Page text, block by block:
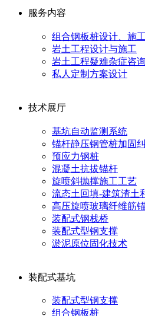
服务内容
组合钢板桩设计、施
岩土工程设计与施工
岩土工程疑难杂症咨询
私人定制方案设计
技术展厅
基坑自动监测系统
锚杆静压钢管桩加固
预应力钢桩
混凝土抗拔锚杆
旋喷斜抛撑施工工艺
流态土回填-建筑渣土
高压旋喷玻璃纤维筋
装配式钢栈桥
装配式型钢支撑
淤泥原位固化技术
装配式基坑
装配式型钢支撑
组合钢板桩